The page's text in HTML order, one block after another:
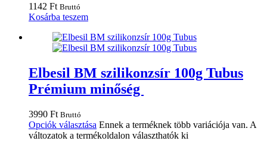
1142 Ft Bruttó
Kosárba teszem
Elbesil BM szilikonzsír 100g Tubus
Prémium minőség
3990 Ft Bruttó
Opciók választása Ennek a terméknek több variációja van. A
változatok a termékoldalon választhatók ki